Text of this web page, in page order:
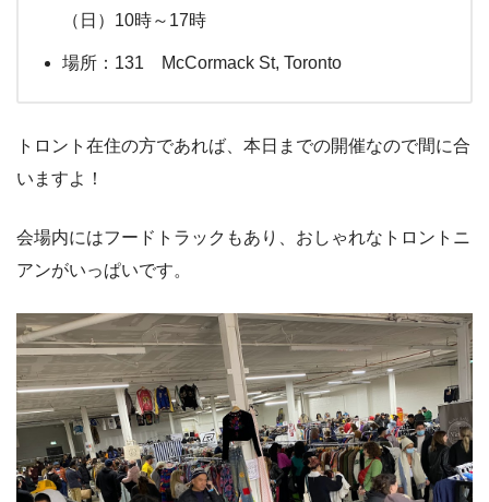
（日）10時～17時
場所：131 McCormack St, Toronto
トロント在住の方であれば、本日までの開催なので間に合
いますよ！
会場内にはフードトラックもあり、おしゃれなトロントニ
アンがいっぱいです。